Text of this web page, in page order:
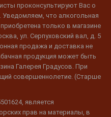
проконсультируют Вас о
Уведомляем, что алкогольная
только в магазине
ул. Серпуховский вал, д. 5
продажа и доставка не
продукция может быть
Галерея Градусов. При
совершеннолетие. (Старше
является
прав на материалы, в